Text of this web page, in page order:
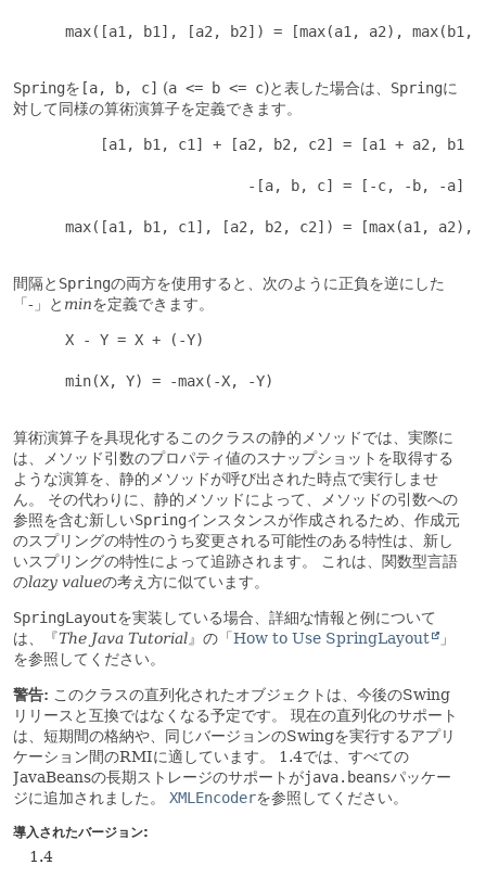
max([a1, b1], [a2, b2]) = [max(a1, a2), max(b1,
Springを [a, b, c] (a <= b <= c)と表した場合は、 Springに
対して同様の算術演算子を定義できます。
[a1, b1, c1] + [a2, b2, c2] = [a1 + a2, b1
                           -[a, b, c] = [-c, -b, -a]
max([a1, b1, c1], [a2, b2, c2]) = [max(a1, a2),
間隔と Springの両方を使用すると、次のように正負を逆にした
「-」と minを定義できます。
      X - Y = X + (-Y)
      min(X, Y) = -max(-X, -Y)
算術演算子を具現化するこのクラスの静的メソッドでは、実際に
は、メソッド引数のプロパティ値のスナップショットを取得する
ような演算を、静的メソッドが呼び出された時点で実行しませ
ん。
その代わりに、静的メソッドによって、メソッドの引数への
参照を含む新しいSpringインスタンスが作成されるため、作成元
のスプリングの特性のうち変更される可能性のある特性は、新し
いスプリングの特性によって追跡されます。
これは、関数型言語
のlazy valueの考え方に似ています。
SpringLayoutを実装している場合、詳細な情報と例について
は、『The Java Tutorial』の「 How to Use SpringLayout
」
を参照してください。
警告: このクラスの直列化されたオブジェクトは、今後のSwing
リリースと互換ではなくなる予定です。
現在の直列化のサポート
は、短期間の格納や、同じバージョンのSwingを実行するアプリ
ケーション間のRMIに適しています。
1.4では、すべての
JavaBeansの長期ストレージのサポートがjava.beansパッケー
ジに追加されました。
XMLEncoderを参照してください。
導入されたバージョン:
1.4